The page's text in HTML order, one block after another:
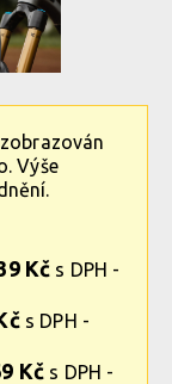
Výše
Kč s DPH -
s DPH -
Kč s DPH -